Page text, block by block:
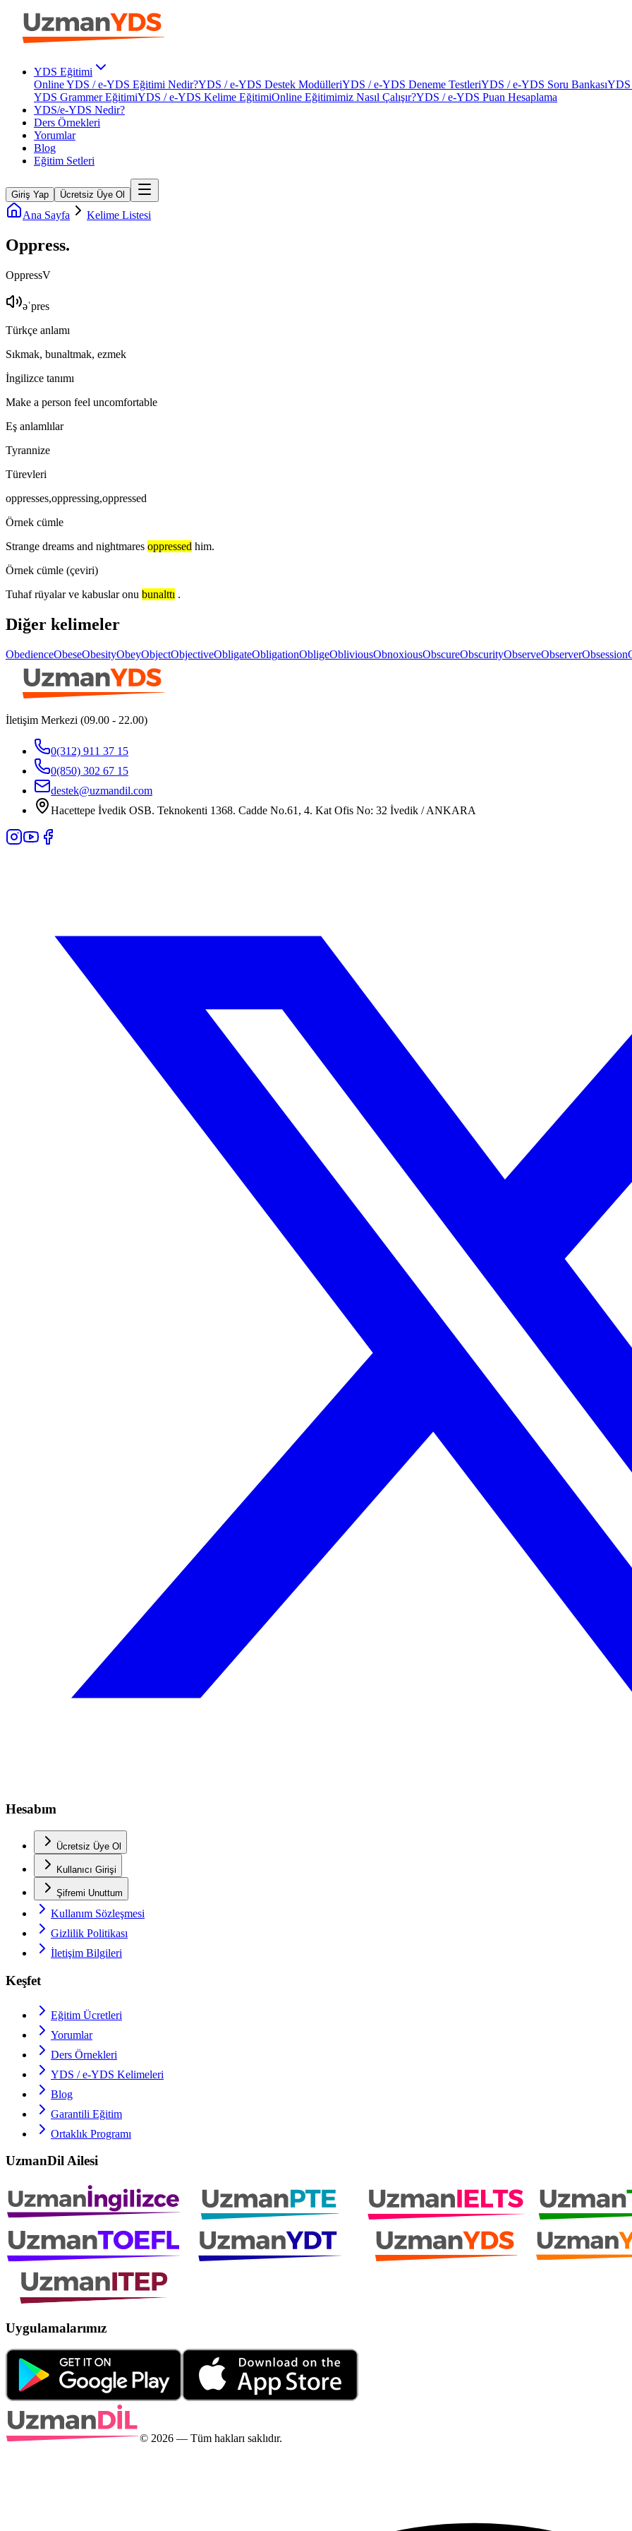
YDS Eğitimi
Online YDS / e-YDS Eğitimi Nedir?YDS / e-YDS Destek ModülleriYDS / e-YDS Deneme TestleriYDS / e-YDS Soru BankasıYDS
YDS Grammer EğitimiYDS / e-YDS Kelime EğitimiOnline Eğitimimiz Nasıl Çalışır?YDS / e-YDS Puan Hesaplama
YDS/e-YDS Nedir?
Ders Örnekleri
Yorumlar
Blog
Eğitim Setleri
Giriş Yap Ücretsiz Üye Ol
Ana Sayfa Kelime Listesi
Oppress.
OppressV
əˈpres
Türkçe anlamı
Sıkmak, bunaltmak, ezmek
İngilizce tanımı
Make a person feel uncomfortable
Eş anlamlılar
Tyrannize
Türevleri
oppresses,oppressing,oppressed
Örnek cümle
Strange dreams and nightmares oppressed him.
Örnek cümle (çeviri)
Tuhaf rüyalar ve kabuslar onu bunalttı .
Diğer kelimeler
ObedienceObeseObesityObeyObjectObjectiveObligateObligationObligeObliviousObnoxiousObscureObscurityObserveObserverObsession
İletişim Merkezi (09.00 - 22.00)
0(312) 911 37 15
0(850) 302 67 15
destek@uzmandil.com
Hacettepe İvedik OSB. Teknokenti 1368. Cadde No.61, 4. Kat Ofis No: 32 İvedik / ANKARA
Hesabım
Ücretsiz Üye Ol
Kullanıcı Girişi
Şifremi Unuttum
Kullanım Sözleşmesi
Gizlilik Politikası
İletişim Bilgileri
Keşfet
Eğitim Ücretleri
Yorumlar
Ders Örnekleri
YDS / e-YDS Kelimeleri
Blog
Garantili Eğitim
Ortaklık Programı
UzmanDil Ailesi
Uygulamalarımız
© 2026 — Tüm hakları saklıdır.